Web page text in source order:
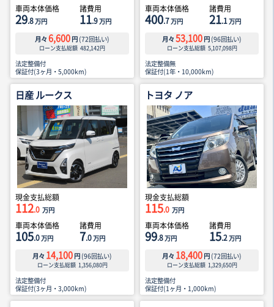
車両本体価格
29.8万円
諸費用
11.9万円
月々 6,600 円 (72回払い)
ローン支払総額 482,142円
法定整備付
保証付(3ヶ月・5,000km)
車両本体価格
400.7万円
諸費用
21.1万円
月々 53,100 円 (96回払い)
ローン支払総額 5,107,098円
法定整備無
保証付(1年・10,000km)
日産 ルークス
現金支払総額
112.0 万円
車両本体価格
105.0万円
諸費用
7.0万円
月々 14,100 円 (96回払い)
ローン支払総額 1,356,080円
法定整備付
保証付(3ヶ月・3,000km)
トヨタ ノア
現金支払総額
115.0 万円
車両本体価格
99.8万円
諸費用
15.2万円
月々 18,400 円 (72回払い)
ローン支払総額 1,329,650円
法定整備付
保証付(1ヶ月・1,000km)